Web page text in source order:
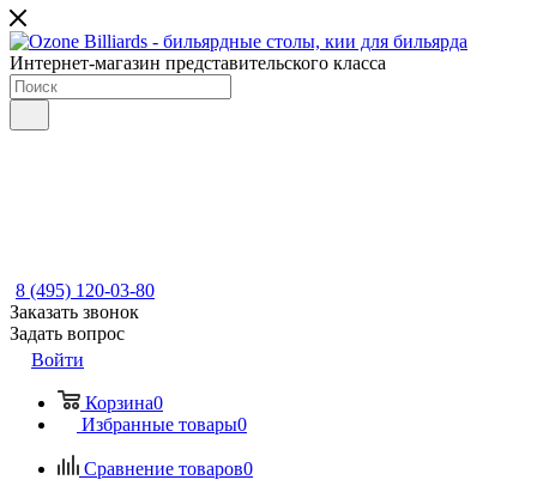
Интернет-магазин представительского класса
8 (495) 120-03-80
Заказать звонок
Задать вопрос
Войти
Корзина0
Избранные товары0
Сравнение товаров0